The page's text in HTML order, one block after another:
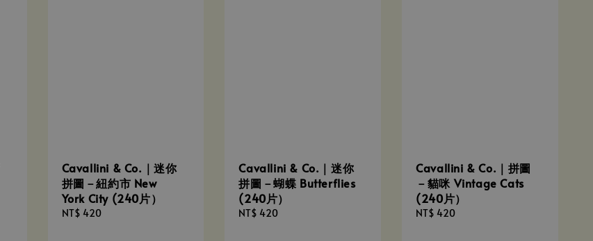
Cavallini & Co.｜迷你
拼圖－紐約市 New
York City (240片）
Regular
NT$ 420
Cavallini & Co.｜迷你
拼圖－蝴蝶 Butterflies
(240片）
Regular
NT$ 420
Cavallini & Co.｜拼圖
－貓咪 Vintage Cats
(240片）
Regular
NT$ 420